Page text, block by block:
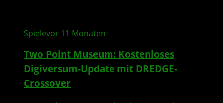
Spielevor 11 Monaten
Two Point Museum: Kostenloses
Digiversum-Update mit DREDGE-
Crossover